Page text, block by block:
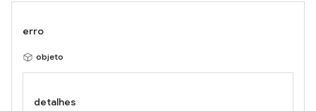
erro
objeto
detalhes